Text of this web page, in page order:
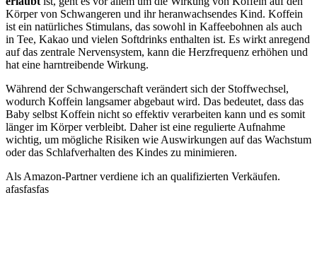
Körper von Schwangeren und ihr heranwachsendes Kind. Koffein
ist ein natürliches Stimulans, das sowohl in Kaffeebohnen als auch
in Tee, Kakao und vielen Softdrinks enthalten ist. Es wirkt anregend
auf das zentrale Nervensystem, kann die Herzfrequenz erhöhen und
hat eine harntreibende Wirkung.
Während der Schwangerschaft verändert sich der Stoffwechsel,
wodurch Koffein langsamer abgebaut wird. Das bedeutet, dass das
Baby selbst Koffein nicht so effektiv verarbeiten kann und es somit
länger im Körper verbleibt. Daher ist eine regulierte Aufnahme
wichtig, um mögliche Risiken wie Auswirkungen auf das Wachstum
oder das Schlafverhalten des Kindes zu minimieren.
Als Amazon-Partner verdiene ich an qualifizierten Verkäufen.
afasfasfas